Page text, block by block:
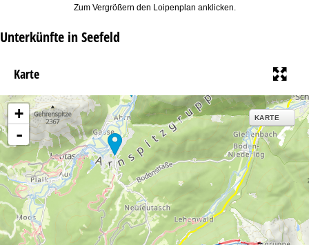
Zum Vergrößern den Loipenplan anklicken.
Unterkünfte in Seefeld
Karte
+
-
KARTE